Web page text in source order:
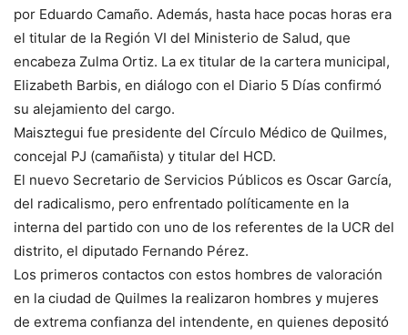
por Eduardo Camaño. Además, hasta hace pocas horas era
el titular de la Región VI del Ministerio de Salud, que
encabeza Zulma Ortiz. La ex titular de la cartera municipal,
Elizabeth Barbis, en diálogo con el Diario 5 Días confirmó
su alejamiento del cargo.
Maisztegui fue presidente del Círculo Médico de Quilmes,
concejal PJ (camañista) y titular del HCD.
El nuevo Secretario de Servicios Públicos es Oscar García,
del radicalismo, pero enfrentado políticamente en la
interna del partido con uno de los referentes de la UCR del
distrito, el diputado Fernando Pérez.
Los primeros contactos con estos hombres de valoración
en la ciudad de Quilmes la realizaron hombres y mujeres
de extrema confianza del intendente, en quienes depositó